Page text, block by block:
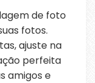
de foto
fotos.
ajuste na
perfeita
amigos e